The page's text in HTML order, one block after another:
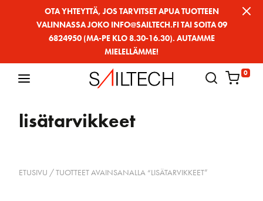
OTA YHTEYTTÄ, JOS TARVITSET APUA TUOTTEEN
VALINNASSA JOKO INFO@SAILTECH.FI TAI SOITA 09
6824950 (MA-PE KLO 8.30-16.30). AUTAMME
MIELELLÄMME!
0
lisätarvikkeet
ETUSIVU / TUOTTEET AVAINSANALLA “LISÄTARVIKKEET”